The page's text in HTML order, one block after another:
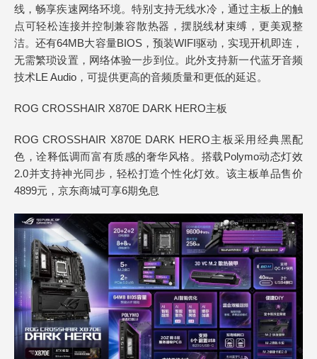
线，畅享疾速网络环境。特别支持无线水冷，通过主板上的触
点可轻松连接并控制兼容散热器，摆脱线材束缚，更美观整
洁。还有64MB大容量BIOS，预装WIFI驱动，实现开机即连，
无需繁琐设置，网络体验一步到位。此外支持新一代蓝牙音频
技术LE Audio，可提供更高的音频质量和更低的延迟。
ROG CROSSHAIR X870E DARK HERO主板
ROG CROSSHAIR X870E DARK HERO主板采用经典黑配
色，诠释低调而富有质感的奢华风格。搭载Polymo动态灯效
2.0并支持神光同步，轻松打造个性化灯效。该主板单品售价
4899元，京东商城可享6期免息